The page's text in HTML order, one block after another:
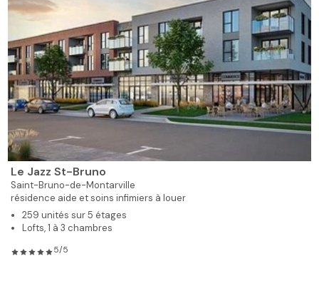
Le Jazz St-Bruno
Saint-Bruno-de-Montarville
résidence aide et soins infimiers à louer
259 unités sur 5 étages
Lofts, 1 à 3 chambres
5/5